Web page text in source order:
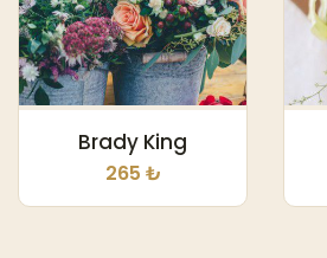
Brady King
265 ₺